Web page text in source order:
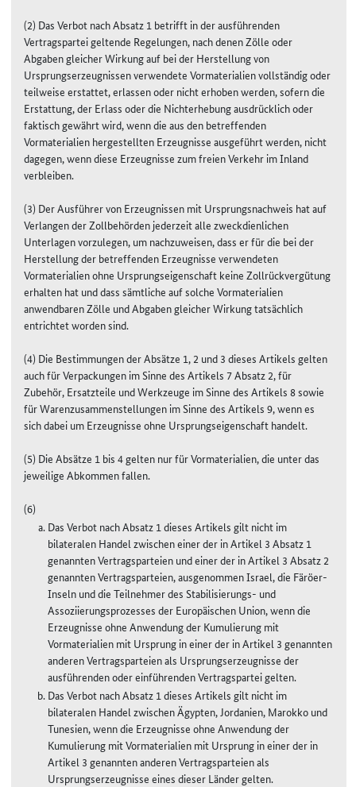
(2) Das Verbot nach Absatz 1 betrifft in der ausführenden
Vertragspartei geltende Regelungen, nach denen Zölle oder
Abgaben gleicher Wirkung auf bei der Herstellung von
Ursprungserzeugnissen verwendete Vormaterialien vollständig oder
teilweise erstattet, erlassen oder nicht erhoben werden, sofern die
Erstattung, der Erlass oder die Nichterhebung ausdrücklich oder
faktisch gewährt wird, wenn die aus den betreffenden
Vormaterialien hergestellten Erzeugnisse ausgeführt werden, nicht
dagegen, wenn diese Erzeugnisse zum freien Verkehr im Inland
verbleiben.
(3) Der Ausführer von Erzeugnissen mit Ursprungsnachweis hat auf
Verlangen der Zollbehörden jederzeit alle zweckdienlichen
Unterlagen vorzulegen, um nachzuweisen, dass er für die bei der
Herstellung der betreffenden Erzeugnisse verwendeten
Vormaterialien ohne Ursprungseigenschaft keine Zollrückvergütung
erhalten hat und dass sämtliche auf solche Vormaterialien
anwendbaren Zölle und Abgaben gleicher Wirkung tatsächlich
entrichtet worden sind.
(4) Die Bestimmungen der Absätze 1, 2 und 3 dieses Artikels gelten
auch für Verpackungen im Sinne des Artikels 7 Absatz 2, für
Zubehör, Ersatzteile und Werkzeuge im Sinne des Artikels 8 sowie
für Warenzusammenstellungen im Sinne des Artikels 9, wenn es
sich dabei um Erzeugnisse ohne Ursprungseigenschaft handelt.
(5) Die Absätze 1 bis 4 gelten nur für Vormaterialien, die unter das
jeweilige Abkommen fallen.
(6)
Das Verbot nach Absatz 1 dieses Artikels gilt nicht im
bilateralen Handel zwischen einer der in Artikel 3 Absatz 1
genannten Vertragsparteien und einer der in Artikel 3 Absatz 2
genannten Vertragsparteien, ausgenommen Israel, die Färöer-
Inseln und die Teilnehmer des Stabilisierungs- und
Assoziierungsprozesses der Europäischen Union, wenn die
Erzeugnisse ohne Anwendung der Kumulierung mit
Vormaterialien mit Ursprung in einer der in Artikel 3 genannten
anderen Vertragsparteien als Ursprungserzeugnisse der
ausführenden oder einführenden Vertragspartei gelten.
Das Verbot nach Absatz 1 dieses Artikels gilt nicht im
bilateralen Handel zwischen Ägypten, Jordanien, Marokko und
Tunesien, wenn die Erzeugnisse ohne Anwendung der
Kumulierung mit Vormaterialien mit Ursprung in einer der in
Artikel 3 genannten anderen Vertragsparteien als
Ursprungserzeugnisse eines dieser Länder gelten.